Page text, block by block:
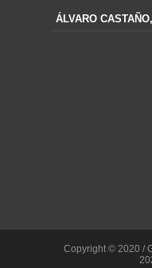
ÁLVARO
Copyright © 2020 /